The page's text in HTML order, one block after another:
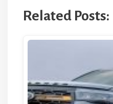
Related Posts: